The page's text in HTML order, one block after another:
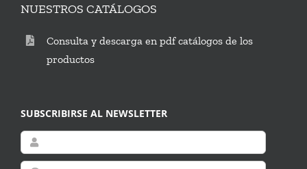
NUESTROS CATÁLOGOS
Consulta y descarga en pdf catálogos de los
productos
SUBSCRIBIRSE AL NEWSLETTER